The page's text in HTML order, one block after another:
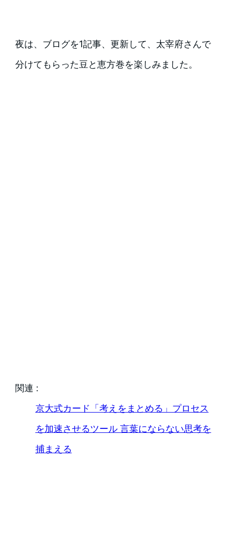
夜は、ブログを1記事、更新して、太宰府さんで
分けてもらった豆と恵方巻を楽しみました。
関連 :
京大式カード「考えをまとめる」プロセス
を加速させるツール 言葉にならない思考を
捕まえる